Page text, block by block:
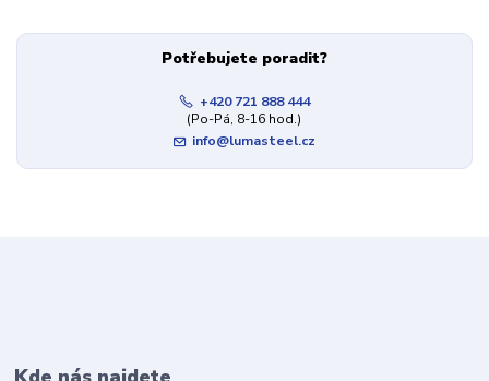
Potřebujete poradit?
+420 721 888 444
(Po-Pá, 8-16 hod.)
info@lumasteel.cz